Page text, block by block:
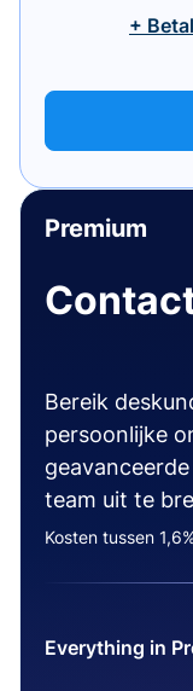
+
Premium
Bereik
persoonlijke
team uit te
Kosten tussen
Everything in